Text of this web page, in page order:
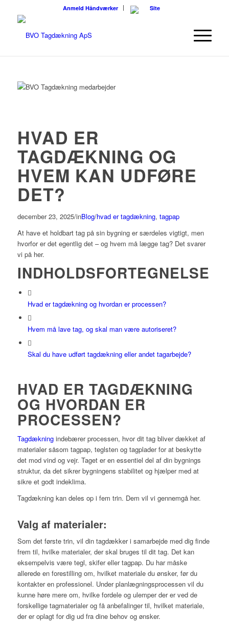
Anmeld Håndværker
HVAD ER
TAGDÆKNING OG
HVEM KAN UDFØRE
DET?
december 23, 2025/inBlog/hvad er tagdækning, tagpap
At have et holdbart tag på sin bygning er særdeles vigtigt, men
hvorfor er det egentlig det – og hvem må lægge tag? Det svarer
vi på her.
INDHOLDSFORTEGNELSE
Hvad er tagdækning og hvordan er processen?
Hvem må lave tag, og skal man være autoriseret?
Skal du have udført tagdækning eller andet tagarbejde?
HVAD ER TAGDÆKNING
OG HVORDAN ER
PROCESSEN?
Tagdækningindebærer processen, hvor dit tag bliver dækket af
materialer såsom tagpap, teglsten og tagplader for at beskytte
det mod vind og vejr. Taget er en essentiel del af din bygnings
struktur, da det sikrer bygningens stabilitet og hjælper med at
sikre et godt indeklima.
Tagdækning kan deles op i fem trin. Dem vil vi gennemgå her.
Valg af materialer:
Som det første trin, vil din tagdækker i samarbejde med dig finde
frem til, hvilke materialer, der skal bruges til dit tag. Det kan
eksempelvis være tegl, skifer eller tagpap. Du har måske
allerede en forestilling om, hvilket materiale du ønsker, før du
kontakter en professionel. Under planlægningsprocessen vil du
kunne høre mere om, hvilke fordele og ulemper der er ved de
forskellige tagmaterialer og få anbefalinger til, hvilket materiale,
der er oplagt for dig ud fra dine behov og ønsker.